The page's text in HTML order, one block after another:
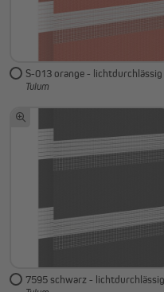
S-013 orange - lichtdurchlässig
Tulum
7595 schwarz - lichtdurchlässig